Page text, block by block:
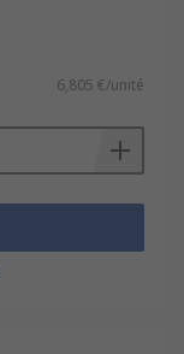
6,805 €/unité